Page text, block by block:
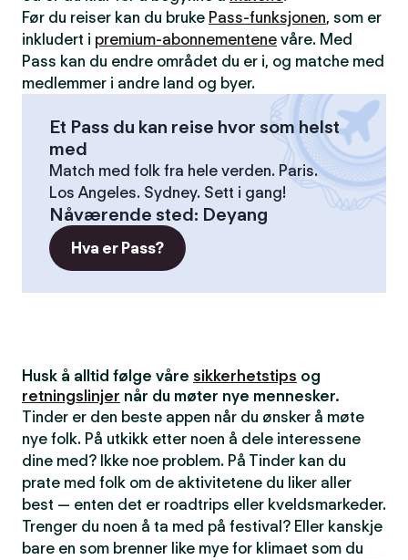
Før du reiser kan du bruke Pass-funksjonen, som er
inkludert i premium-abonnementene våre. Med
Pass kan du endre området du er i, og matche med
medlemmer i andre land og byer.
Et Pass du kan reise hvor som helst
med
Match med folk fra hele verden. Paris.
Los Angeles. Sydney. Sett i gang!
Nåværende sted: Deyang
Hva er Pass?
Husk å alltid følge våre sikkerhetstips og
retningslinjer når du møter nye mennesker.
Tinder er den beste appen når du ønsker å møte
nye folk. På utkikk etter noen å dele interessene
dine med? Ikke noe problem. På Tinder kan du
prate med folk om de aktivitetene du liker aller
best — enten det er roadtrips eller kveldsmarkeder.
Trenger du noen å ta med på festival? Eller kanskje
bare en som brenner like mye for klimaet som du